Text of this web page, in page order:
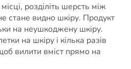
розділіть шерсть між
стане видно шкіру. Продукт
на неушкоджену шкіру.
на шкіру і кілька разів
вилити вміст прямо на